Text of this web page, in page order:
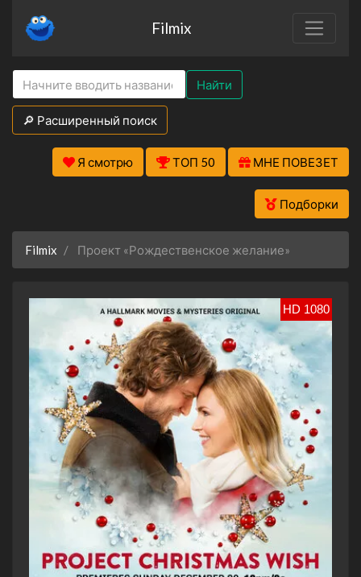
Filmix
Найти
🔎 Расширенный поиск
Я смотрю ТОП 50 МНЕ ПОВЕЗЕТ
Подборки
Filmix Проект «Рождественское желание»
HD 1080